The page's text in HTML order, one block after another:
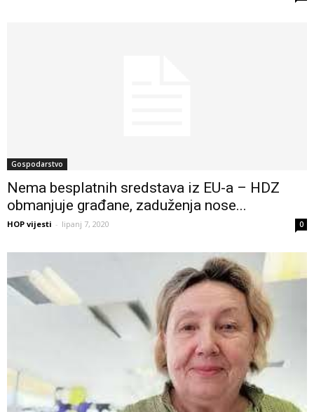
Gospodarstvo
Nema besplatnih sredstava iz EU-a – HDZ
obmanjuje građane, zaduženja nose...
HOP vijesti - lipanj 7, 2020 0